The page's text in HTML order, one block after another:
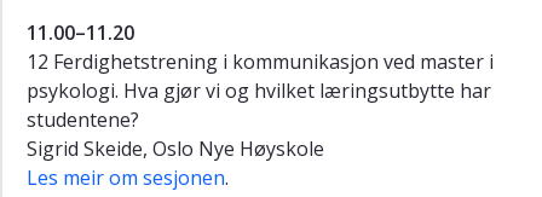
11.00–11.20
12 Ferdighetstrening i kommunikasjon ved master i
psykologi. Hva gjør vi og hvilket læringsutbytte har
studentene?
Sigrid Skeide, Oslo Nye Høyskole
Les meir om sesjonen.